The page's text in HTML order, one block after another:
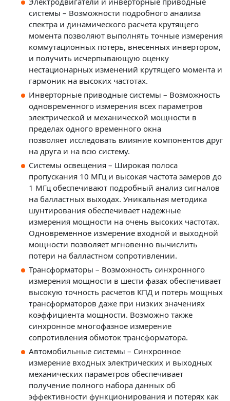
системы – Возможности подробного анализа
спектра и динамического расчета крутящего
момента позволяют выполнять точные измерения
коммутационных потерь, внесенных инвертором,
и получить исчерпывающую оценку
нестационарных изменений крутящего момента и
гармоник на высоких частотах.
Инверторные приводные системы – Возможность
одновременного измерения всех параметров
электрической и механической мощности в
пределах одного временного окна
позволяет исследовать влияние компонентов друг
на друга и на всю систему.
Системы освещения – Широкая полоса
пропускания 10 МГц и высокая частота замеров до
1 МГц обеспечивают подробный анализ сигналов
на балластных выходах. Уникальная методика
шунтирования обеспечивает надежные
измерения мощности на очень высоких частотах.
Одновременное измерение входной и выходной
мощности позволяет мгновенно вычислить
потери на балластном сопротивлении.
Трансформаторы – Возможность синхронного
измерения мощности в шести фазах обеспечивает
высокую точность расчетов КПД и потерь мощных
трансформаторов даже при низких значениях
коэффициента мощности. Возможно также
синхронное многофазное измерение
сопротивления обмоток трансформатора.
Автомобильные системы – Синхронное
измерение входных электрических и выходных
механических параметров обеспечивает
получение полного набора данных об
эффективности функционирования и потерях как